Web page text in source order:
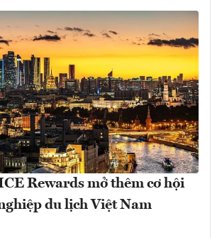
Rewards mở thêm cơ hội
du lịch Việt Nam